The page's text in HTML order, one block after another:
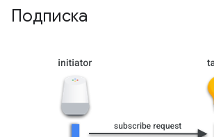
Подписка